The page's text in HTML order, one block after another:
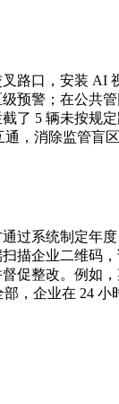
路口，安装 AI
预警；在公共
了 5 辆未按规
，消除监管盲
过系统制定年
描企业二维码
促整改。例如
，企业在 24